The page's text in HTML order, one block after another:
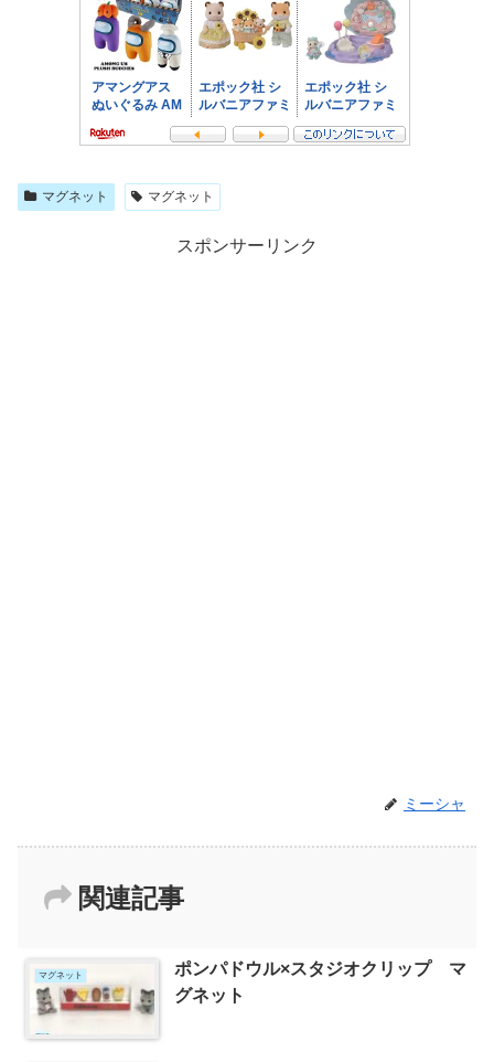
マグネット マグネット
スポンサーリンク
ミーシャ
関連記事
マグネット
ポンパドウル×スタジオクリップ マ
グネット